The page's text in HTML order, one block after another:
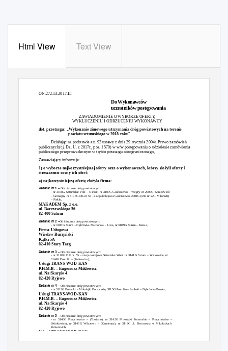
Html View Text View
ON.272.13.2017.III
Do Wykonawców
uczestników postępowania
ZAWIADOMIENIE O WYBORZE OFERTY
WYKLUCZENIU I ODRZUCENIU WYKONAWCY
dot. przetargu: „Wykonanie zimowego utrzymania dróg powiatowych na terenie
powiatu sztumskiego w 2018 roku”
Działając na podstawie art. 92 ustawy z dnia 29 stycznia 2004r. Prawo zamówień
publicznych(t.j. Dz. U. z 2017r., poz. 1579) w w/w postępowaniu o udzielenie zamówienia
publicznego przeprowadzonym w trybie przetargu nieograniczonego,
Zamawiający informuje:
1) o wyborze najkorzystniejszej oferty oraz o wykonawcach, którzy złożyli oferty i
streszczenie oceny ich ofert:
a) najkorzystniejszą ofertę złożyła firma:
Zadanie nr 1 –Odśnieżanie dróg powiatowych:
- nr 3108G Sztumskie Pole – Uśnice, nr 3107G Gościszewo – Węgry, nr 2900G Koniecwałd
– Gronajny, nr 3106G DK nr 55 – stacja kolejowa Gościszewo, 2901G (DK nr 22 – Miłoradz)
– Piekło,
MAKADEM Sp. z o.o.
ul. Barczewskiego 56
82-400 Sztum
Zadanie nr 2 –Odśnieżanie dróg powiatowych:
- nr 3105G Sztum – Dąbrówka Malborska – Łoza, nr 3109G Sztum – Kalwa,
Firma Usługowa
Wiesław Burzyński
Kątki 5A
82-410 StaryTarg
Zadanie nr 3 –Odśnieżanie dróg powiatowych:
- nr 3103G DK nr 55 – stacja kolejowa Sztumska Wieś, nr 3141G Sztum – Watkowice, nr
3144G Postolin – (Pułkowice),
Usługi TRANS-WOD-KAN
P.H.M.B. – Eugeniusz Miklewicz
ul. Na Skarpie 4
82-420 Ryjewo
Zadanie nr 4 –Odśnieżanie dróg powiatowych:
- nr 3113G Polaszki – Mikołajki Pomorskie, 3115G Postolin – Sadłuki – Dąbrówka Pruska,
Usługi TRANS-WOD-KAN
P.H.M.B. – Eugeniusz Miklewicz
ul. Na Skarpie 4
82-420 Ryjewo
Zadanie nr 5 –Odśnieżanie dróg powiatowych:
- nr 3140G Pierzchowice – (Trzciano), nr 3142G Mikołajki Pomorskie – Pierzchowice –
(Watkowice), nr 3143G Wilczewo – (Kamienna), nr 3113G ul. Dworcowa w Mikołajkach
Pomorskich,
Usługi TRANS-WOD-KAN
ul. Na Skarpie 4